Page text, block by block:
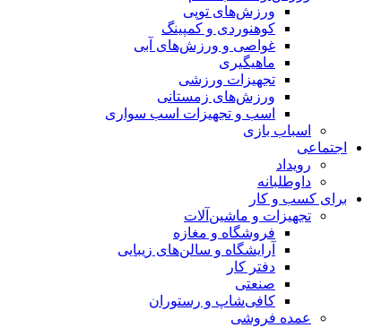
ورزش‌های توپی
کوهنوردی و کمپینگ
غواصی و ورزش‌های آبی
ماهیگیری
تجهیزات ورزشی
ورزش‌های زمستانی
اسب و تجهیزات اسب سواری
اسباب‌ بازی
اجتماعی
رویداد
داوطلبانه
برای کسب و کار
تجهیزات و ماشین‌آلات
فروشگاه و مغازه
آرایشگاه و سالن‌های زیبایی
دفتر کار
صنعتی
کافی‌شاپ و رستوران
عمده فروشی